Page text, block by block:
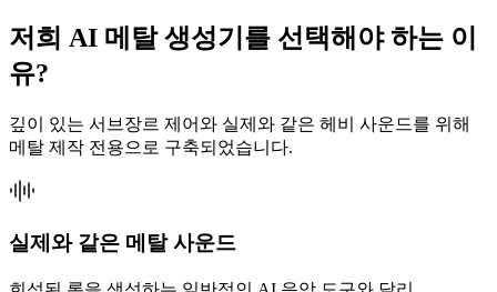
저희 AI 메탈 생성기를 선택해야 하는 이
유?
깊이 있는 서브장르 제어와 실제와 같은 헤비 사운드를 위해
메탈 제작 전용으로 구축되었습니다.
실제와 같은 메탈 사운드